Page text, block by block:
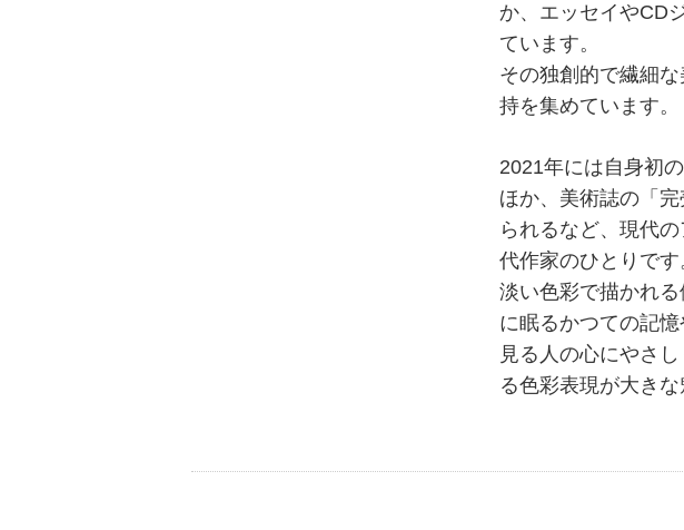
か、エッセイやCD
ています。
その独創的で繊細
持を集めています。
2021年には自身初
ほか、美術誌の「
られるなど、現代
代作家のひとりです
淡い色彩で描かれ
に眠るかつての記
見る人の心にやさ
る色彩表現が大きな